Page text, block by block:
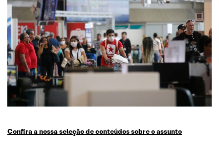
Confira a nossa seleção de conteúdos sobre o assunto